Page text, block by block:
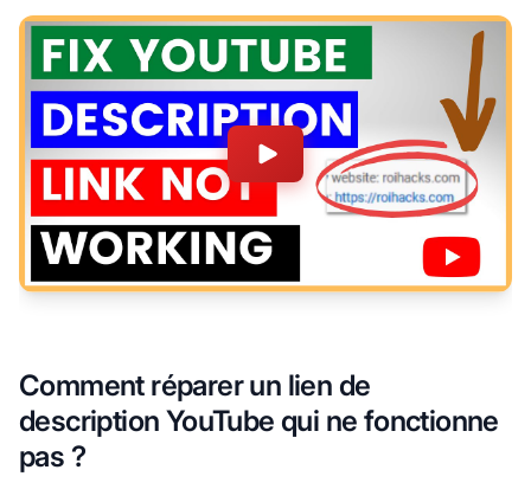
Comment réparer un lien de
description YouTube qui ne fonctionne
pas ?